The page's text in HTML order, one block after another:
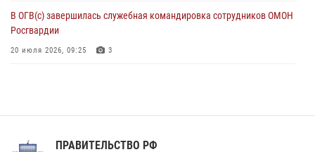
В ОГВ(с) завершилась служебная командировка сотрудников ОМОН
Росгвардии
20 июля 2026, 09:25 3
ПРАВИТЕЛЬСТВО РФ